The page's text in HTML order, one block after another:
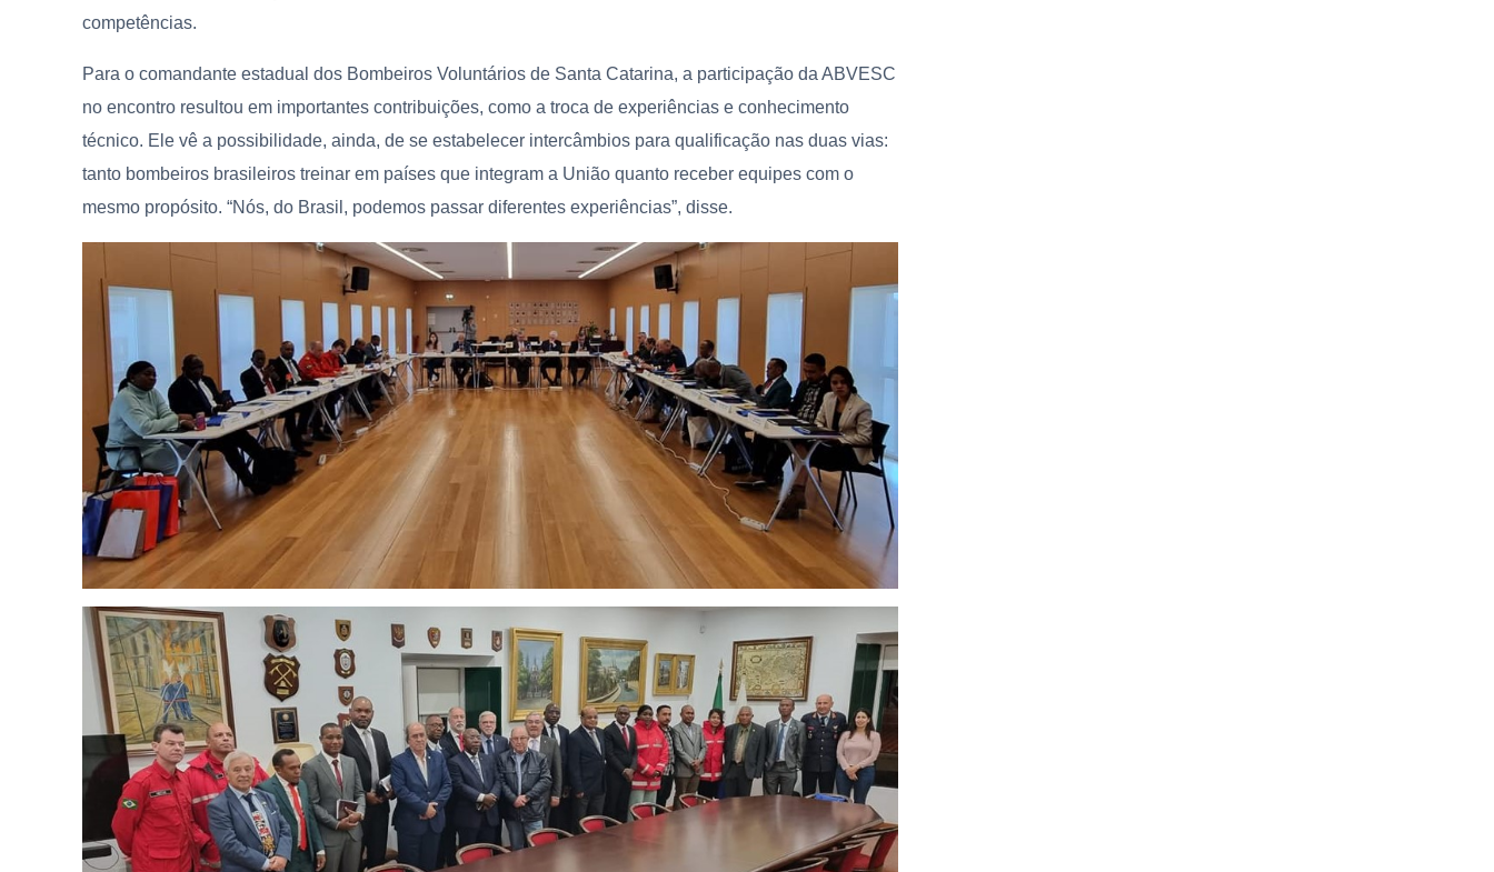
competências.
Para o comandante estadual dos Bombeiros Voluntários de Santa Catarina, a participação da ABVESC
no encontro resultou em importantes contribuições, como a troca de experiências e conhecimento
técnico. Ele vê a possibilidade, ainda, de se estabelecer intercâmbios para qualificação nas duas vias:
tanto bombeiros brasileiros treinar em países que integram a União quanto receber equipes com o
mesmo propósito. “Nós, do Brasil, podemos passar diferentes experiências”, disse.